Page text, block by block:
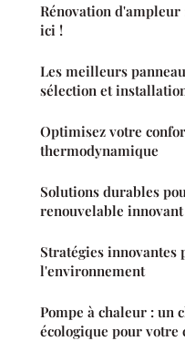
Rénovation
ici !
Les meilleurs
sélection et
Optimisez votre
thermodynamique
Solutions durables
renouvelable innovant
Stratégies innovantes
l'environnement
Pompe à chaleur : un
écologique pour votre